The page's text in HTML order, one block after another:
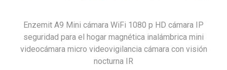
Enzemit A9 Mini cámara WiFi 1080 p HD cámara IP
seguridad para el hogar magnética inalámbrica mini
videocámara micro videovigilancia cámara con visión
nocturna IR